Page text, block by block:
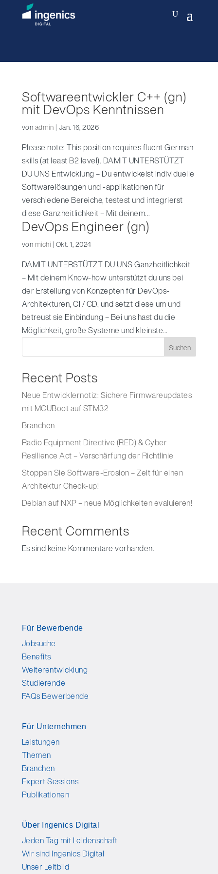
Softwareentwickler C++ (gn)
mit DevOps Kenntnissen
vonadmin | Jan. 16, 2026
Please note: This position requires fluent German
skills (at least B2 level). DAMIT UNTERSTÜTZT
DU UNS Entwicklung – Du entwickelst individuelle
Softwarelösungen und -applikationen für
verschiedene Bereiche, testest und integrierst
diese Ganzheitlichkeit – Mit deinem...
DevOps Engineer (gn)
vonmichi | Okt. 1, 2024
DAMIT UNTERSTÜTZT DU UNS Ganzheitlichkeit
– Mit deinem Know-how unterstützt du uns bei
der Erstellung von Konzepten für DevOps-
Architekturen, CI / CD, und setzt diese um und
betreust sie Einbindung – Bei uns hast du die
Möglichkeit, große Systeme und kleinste...
Suchen
Recent Posts
Neue Entwicklernotiz: Sichere Firmwareupdates
mit MCUBoot auf STM32
Branchen
Radio Equipment Directive (RED) & Cyber
Resilience Act – Verschärfung der Richtlinie
Stoppen Sie Software-Erosion – Zeit für einen
Architektur Check-up!
Debian auf NXP – neue Möglichkeiten evaluieren!
Recent Comments
Es sind keine Kommentare vorhanden.
Für Bewerbende
Jobsuche
Benefits
Weiterentwicklung
Studierende
FAQs Bewerbende
Für Unternehmen
Leistungen
Themen
Branchen
Expert Sessions
Publikationen
Über Ingenics Digital
Jeden Tag mit Leidenschaft
Wir sind Ingenics Digital
Unser Leitbild